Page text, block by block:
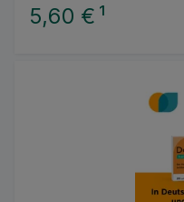
5,60 € ¹